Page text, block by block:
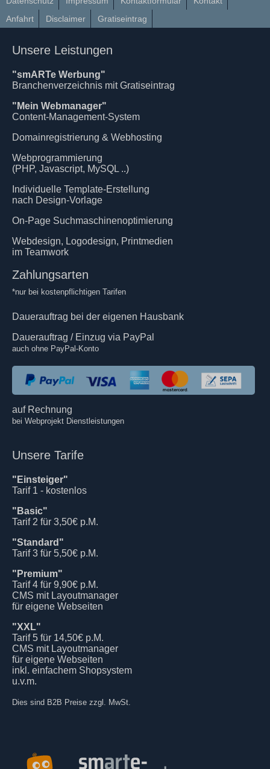
Anfahrt
Disclaimer Gratiseintrag
Unsere Leistungen
"smARTe Werbung"
Branchenverzeichnis mit Gratiseintrag
"Mein Webmanager"
Content-Management-System
Domainregistrierung & Webhosting
Webprogrammierung
(PHP, Javascript, MySQL ..)
Individuelle Template-Erstellung
nach Design-Vorlage
On-Page Suchmaschinenoptimierung
Webdesign, Logodesign, Printmedien
im Teamwork
Zahlungsarten
*nur bei kostenpflichtigen Tarifen
Dauerauftrag bei der eigenen Hausbank
Dauerauftrag / Einzug via PayPal
auch ohne PayPal-Konto
auf Rechnung
bei Webprojekt Dienstleistungen
Unsere Tarife
"Einsteiger"
Tarif 1 - kostenlos
"Basic"
Tarif 2 für 3,50€ p.M.
"Standard"
Tarif 3 für 5,50€ p.M.
"Premium"
Tarif 4 für 9,90€ p.M.
CMS mit Layoutmanager
für eigene Webseiten
"XXL"
Tarif 5 für 14,50€ p.M.
CMS mit Layoutmanager
für eigene Webseiten
inkl. einfachem Shopsystem
u.v.m.
Dies sind B2B Preise zzgl. MwSt.